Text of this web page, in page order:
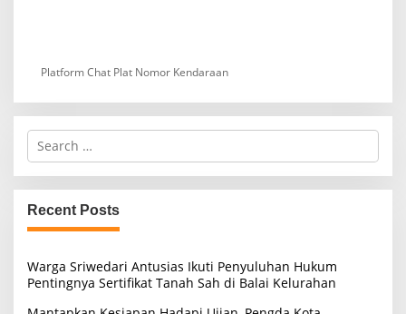
Platform Chat Plat Nomor Kendaraan
S
r
c
h
f
r
:
Recent Posts
Warga Sriwedari Antusias Ikuti Penyuluhan Hukum
Pentingnya Sertifikat Tanah Sah di Balai Kelurahan